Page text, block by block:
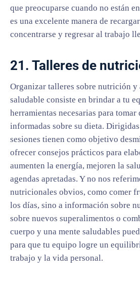
que preocuparse cuando no están
es una excelente manera de
concentrarse y regresar al trabajo
21. Talleres de
Organizar talleres sobre nutrición y
saludable consiste en brindar a tu
herramientas necesarias para tomar
informadas sobre su dieta.
sesiones tienen como objetivo
ofrecer consejos prácticos para
aumenten la energía, mejoren la
agendas apretadas. Y no nos
nutricionales obvios, como comer
los días, sino a información sobre
sobre nuevos superalimentos o
cuerpo y una mente saludables
para que tu equipo logre un
trabajo y la vida personal.